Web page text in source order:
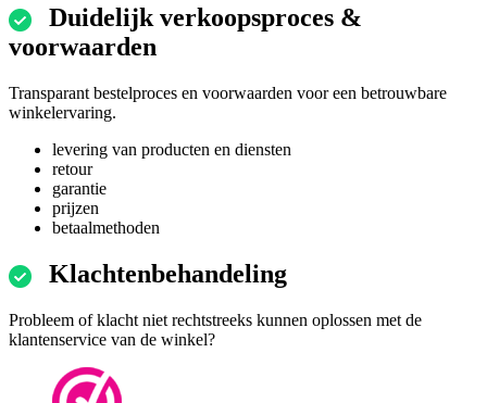
Duidelijk verkoopsproces &
voorwaarden
Transparant bestelproces en voorwaarden voor een betrouwbare
winkelervaring.
levering van producten en diensten
retour
garantie
prijzen
betaalmethoden
Klachtenbehandeling
Probleem of klacht niet rechtstreeks kunnen oplossen met de
klantenservice van de winkel?